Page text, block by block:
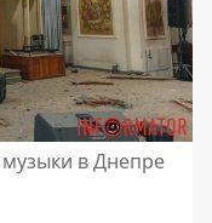
в Днепре